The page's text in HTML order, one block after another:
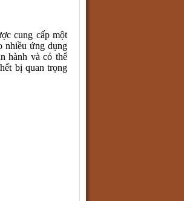
cung cấp một
nhiều ứng dụng
hành và có thể
bị quan trọng